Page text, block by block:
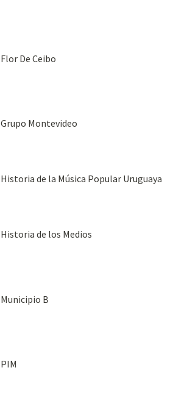
Flor De Ceibo
Grupo Montevideo
Historia de la Música Popular Uruguaya
Historia de los Medios
Municipio B
PIM